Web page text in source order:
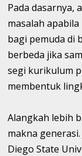
Pada dasarnya,
masalah
bagi pemuda di
berbeda jika
segi kurikulum
membentuk
Alangkah lebih
makna
Diego State